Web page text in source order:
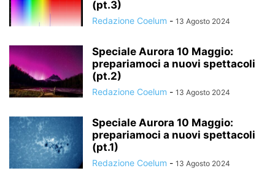
(pt.3)
Redazione Coelum - 13 Agosto 2024
Speciale Aurora 10 Maggio:
prepariamoci a nuovi spettacoli
(pt.2)
Redazione Coelum - 13 Agosto 2024
Speciale Aurora 10 Maggio:
prepariamoci a nuovi spettacoli
(pt.1)
Redazione Coelum - 13 Agosto 2024